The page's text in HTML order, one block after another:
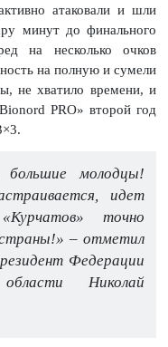
атаковали и шли
минут до финального
на несколько очков
на полную и сумели
не хватило времени, и
PRO» второй год
молодцы!
идет
точно
– отметил
Федерации
Николай